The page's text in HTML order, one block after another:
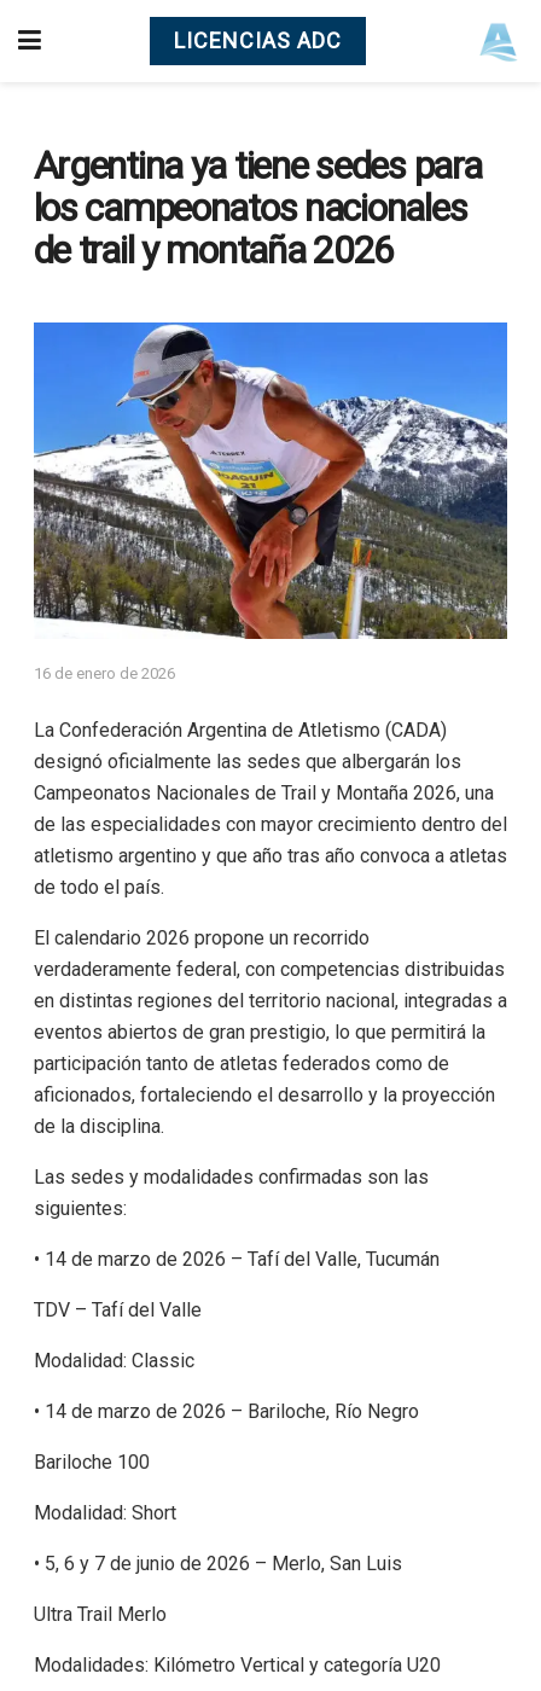
LICENCIAS ADC
Argentina ya tiene sedes para
los campeonatos nacionales
de trail y montaña 2026
16 de enero de 2026
La Confederación Argentina de Atletismo (CADA)
designó oficialmente las sedes que albergarán los
Campeonatos Nacionales de Trail y Montaña 2026, una
de las especialidades con mayor crecimiento dentro del
atletismo argentino y que año tras año convoca a atletas
de todo el país.
El calendario 2026 propone un recorrido
verdaderamente federal, con competencias distribuidas
en distintas regiones del territorio nacional, integradas a
eventos abiertos de gran prestigio, lo que permitirá la
participación tanto de atletas federados como de
aficionados, fortaleciendo el desarrollo y la proyección
de la disciplina.
Las sedes y modalidades confirmadas son las
siguientes:
• 14 de marzo de 2026 – Tafí del Valle, Tucumán
TDV – Tafí del Valle
Modalidad: Classic
• 14 de marzo de 2026 – Bariloche, Río Negro
Bariloche 100
Modalidad: Short
• 5, 6 y 7 de junio de 2026 – Merlo, San Luis
Ultra Trail Merlo
Modalidades: Kilómetro Vertical y categoría U20